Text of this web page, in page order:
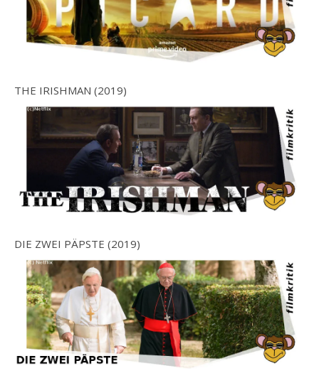
THE IRISHMAN (2019)
DIE ZWEI PÄPSTE (2019)